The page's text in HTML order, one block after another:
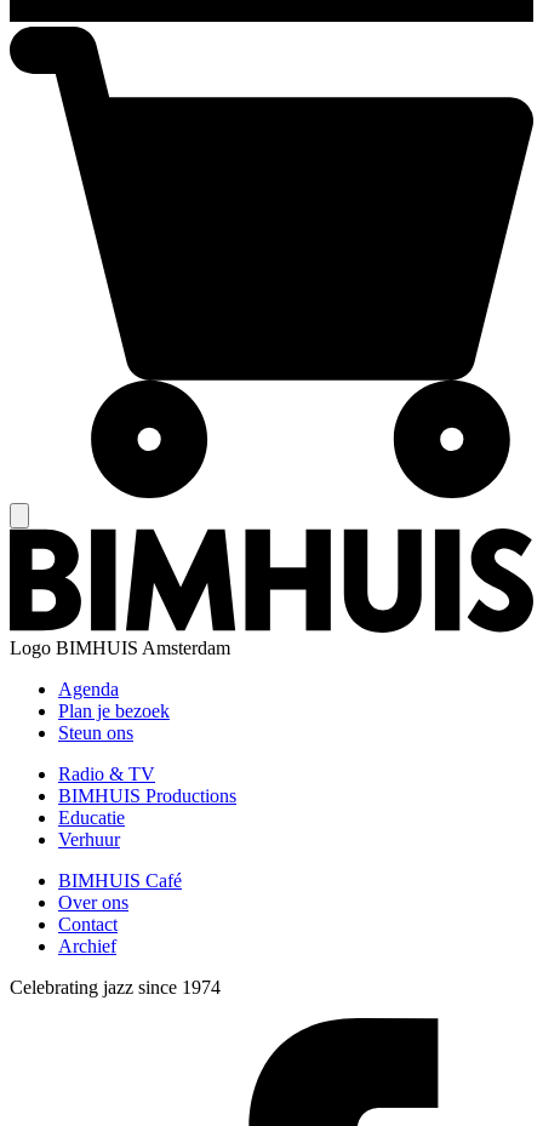
Logo BIMHUIS Amsterdam
Agenda
Plan je bezoek
Steun ons
Radio & TV
BIMHUIS Productions
Educatie
Verhuur
BIMHUIS Café
Over ons
Contact
Archief
Celebrating jazz since 1974